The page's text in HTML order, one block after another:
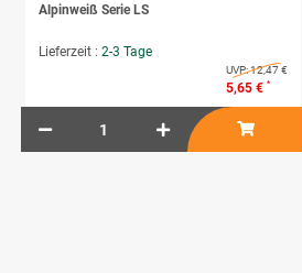
Alpinweiß Serie LS
Lieferzeit : 2-3 Tage
UVP:12,47 €
5,65 € *